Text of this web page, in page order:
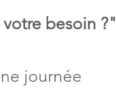
besoin ?"
journée